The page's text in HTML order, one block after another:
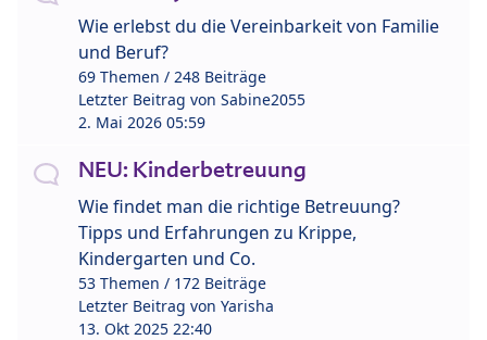
Wie erlebst du die Vereinbarkeit von Familie
und Beruf?
69 Themen / 248 Beiträge
Letzter Beitrag von Sabine2055
2. Mai 2026 05:59
NEU: Kinderbetreuung
Wie findet man die richtige Betreuung?
Tipps und Erfahrungen zu Krippe,
Kindergarten und Co.
53 Themen / 172 Beiträge
Letzter Beitrag von Yarisha
13. Okt 2025 22:40